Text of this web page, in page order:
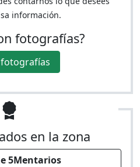
información.
fotografías?
en la zona
5Mentarios